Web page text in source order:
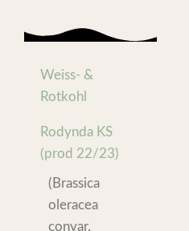
Weiss- &
Rotkohl
Rodynda KS
(prod 22/23)
(Brassica
oleracea
convar.